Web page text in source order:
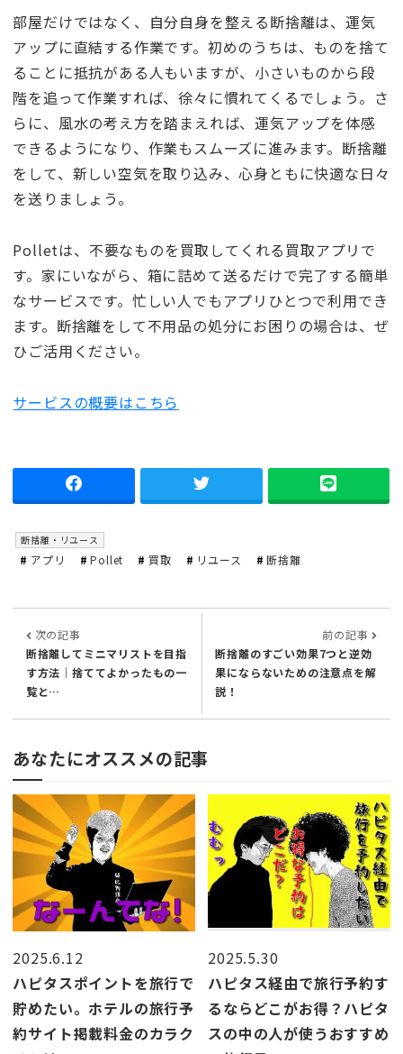
部屋だけではなく、自分自身を整える断捨離は、運気
アップに直結する作業です。初めのうちは、ものを捨て
ることに抵抗がある人もいますが、小さいものから段
階を追って作業すれば、徐々に慣れてくるでしょう。さ
らに、風水の考え方を踏まえれば、運気アップを体感
できるようになり、作業もスムーズに進みます。断捨離
をして、新しい空気を取り込み、心身ともに快適な日々
を送りましょう。
Polletは、不要なものを買取してくれる買取アプリで
す。家にいながら、箱に詰めて送るだけで完了する簡単
なサービスです。忙しい人でもアプリひとつで利用でき
ます。断捨離をして不用品の処分にお困りの場合は、ぜ
ひご活用ください。
サービスの概要はこちら
断捨離・リユース
アプリ Pollet 買取 リユース 断捨離
次の記事
断捨離してミニマリストを目指
す方法｜捨ててよかったもの一
覧と…
前の記事
断捨離のすごい効果7つと逆効
果にならないための注意点を解
説！
あなたにオススメの記事
2025.6.12
ハピタスポイントを旅行で
貯めたい。ホテルの旅行予
約サイト掲載料金のカラク
2025.5.30
ハピタス経由で旅行予約す
るならどこがお得？ハピタ
スの中の人が使うおすすめ